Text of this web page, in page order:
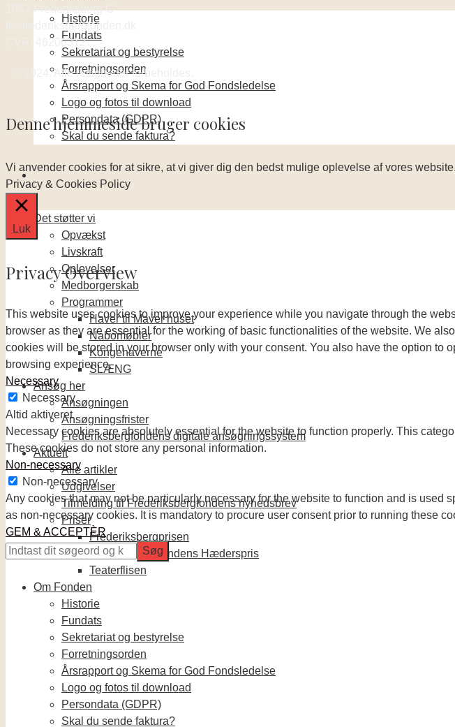
Historie
Fundats
Sekretariat og bestyrelse
Forretningsorden
Årsrapport og Skema for God Fondsledelse
Logo og fotos til download
Persondata (GDPR)
Skal du sende faktura?
Det støtter vi
Opvækst
Livskraft
Oplevelser
Medborgerskab
Programmer
Haver til Maver huset
Nabomøbler
Kongehaverne
SLÆNG
Ansøg her
Ansøgningen
Ansøgningsfrister
Frederiksbergfondens digitale ansøgningssystem
Aktuelt
Alle artikler
Udgivelser
Tilmelding til Frederiksbergfondens nyhedsbrev
Priser
Frederiksbergprisen
Frederiksbergfondens Hæderspris
Teaterflisen
Om Fonden
Historie
Fundats
Sekretariat og bestyrelse
Forretningsorden
Årsrapport og Skema for God Fondsledelse
Logo og fotos til download
Persondata (GDPR)
Skal du sende faktura?
1862 Frederiksberg C
ff@frederiksbergfonden.dk
CVR: 46206312
© 2024. Alle rettigheder forbeholdes.
Denne hjemmeside bruger cookies
Vi anvender cookies for at sikre, at vi giver dig den bedst mulige oplevelse af vores website.
Privacy & Cookies Policy
Luk
Privacy Overview
This website uses cookies to improve your experience while you navigate through the
browser as they are essential for the working of basic functionalities of the website. We
cookies will be stored in your browser only with your consent. You also have the option to
browsing experience.
Necessary
Necessary
Altid aktiveret
Necessary cookies are absolutely essential for the website to function properly. This
These cookies do not store any personal information.
Non-necessary
Non-necessary
Any cookies that may not be particularly necessary for the website to function and is
as non-necessary cookies. It is mandatory to procure user consent prior to running these
GEM & ACCEPTÈR